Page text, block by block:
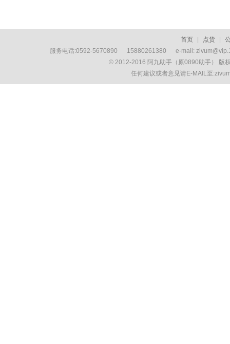
首页 点货
服务电话:0592-5670890 15880261380 e-mail:
© 2012-2016 阿九助手（原0890助手） 版
任何建议或者意见请E-MAIL至